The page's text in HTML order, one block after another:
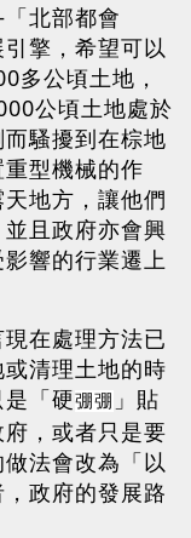
北部都會
擎，希望可以
多公頃土地，
公頃土地處於
騷擾到在棕地
型機械的作
地方，讓他們
且政府亦會興
響的行業遷上
在處理方法已
清理土地的時
「硬弸弸 」貼
，或者只是要
法會改為「以
政府的發展路